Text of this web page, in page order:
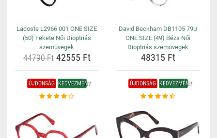
Lacoste L2966 001 ONE SIZE
(50) Fekete Női Dioptriás
szemüvegek
44790 Ft42555 Ft
David Beckham DB1105 79U
ONE SIZE (49) Bézs Női
Dioptriás szemüvegek
48315 Ft
ÚJDONSÁG KEDVEZMÉNY ÚJDONSÁG KEDVEZMÉNY